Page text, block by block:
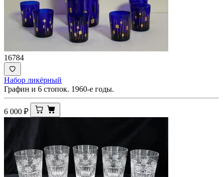
16784
Набор ликёрный
Графин и 6 стопок. 1960-е годы.
6 000 ₽